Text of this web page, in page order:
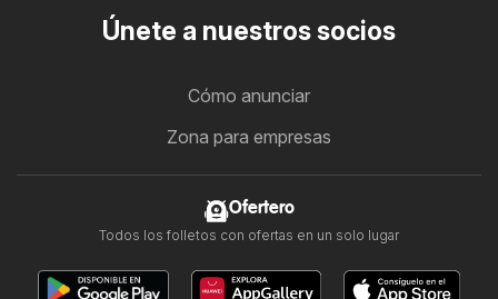
Únete a nuestros socios
Cómo anunciar
Zona para empresas
Ofertero
Todos los folletos con ofertas en un solo lugar